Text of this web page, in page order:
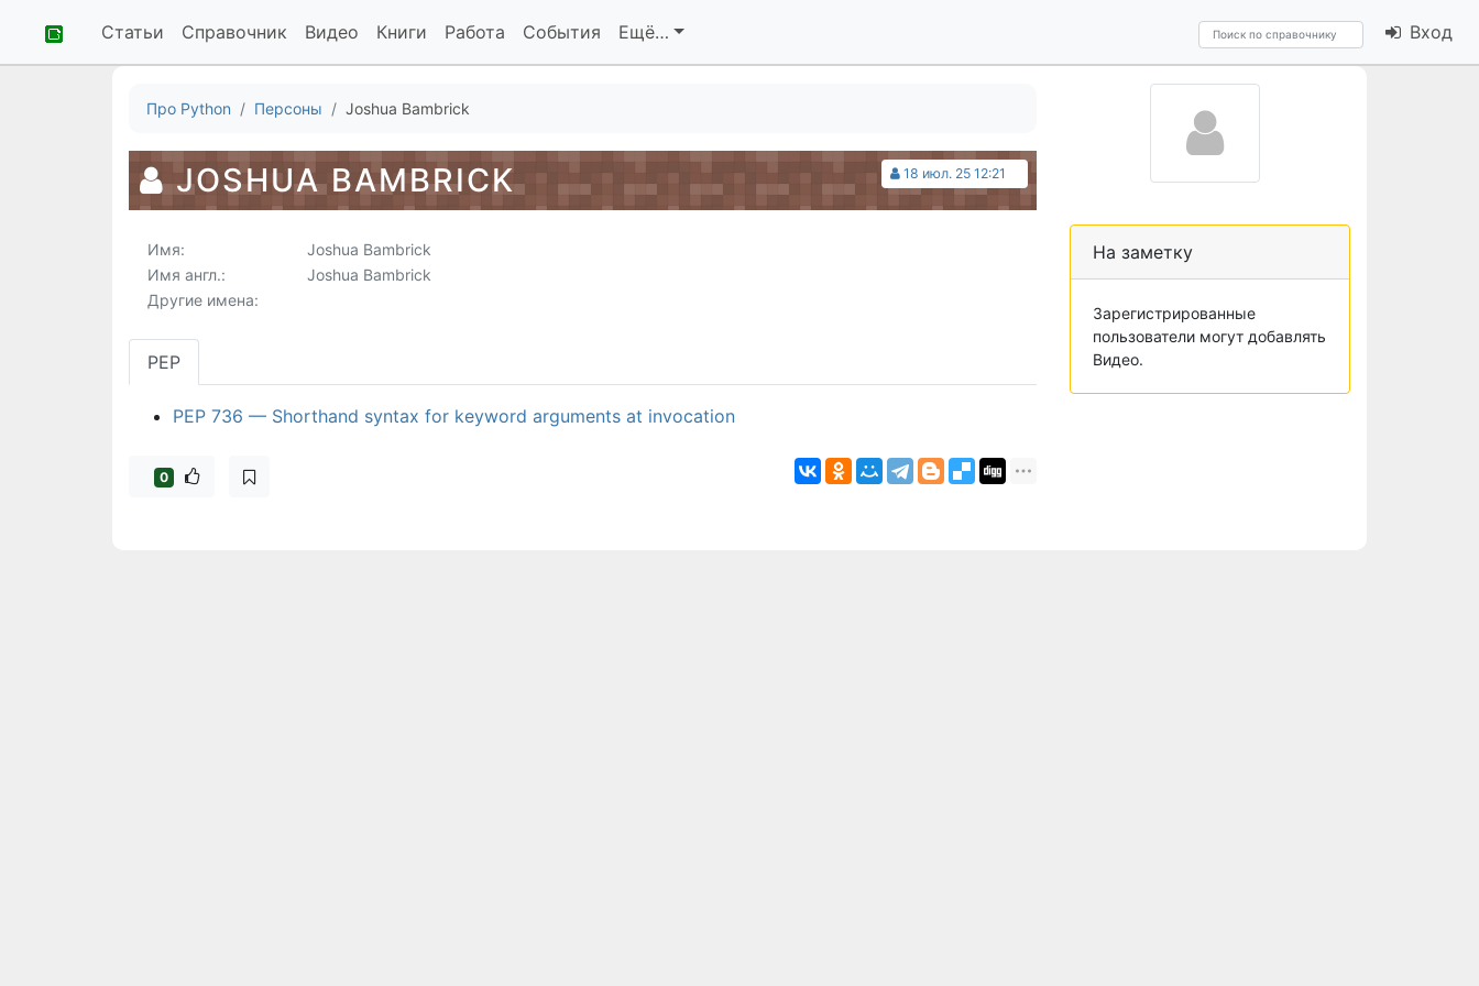
Статьи Справочник Видео Книги Работа События Ещё… Вход
Про Python Персоны Joshua Bambrick
18 июл. 25 12:21
JOSHUA BAMBRICK
Имя:
Joshua Bambrick
Имя англ.:
Joshua Bambrick
Другие имена:
PEP
PEP 736 — Shorthand syntax for keyword arguments at invocation
0
На заметку
Зарегистрированные
пользователи могут добавлять
Видео.